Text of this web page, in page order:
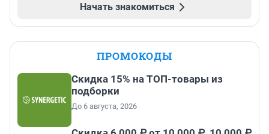
Начать знакомиться
ПРОМОКОДЫ
Скидка 15% на ТОП-товары из
подборки
До 6 августа, 2026